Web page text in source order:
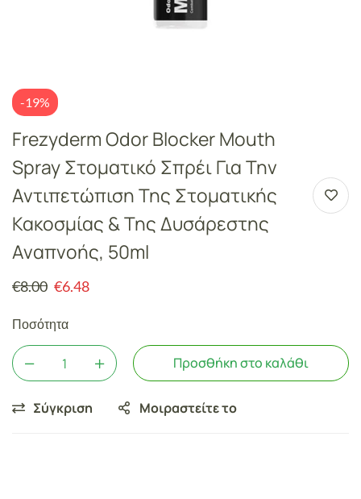
-19%
Frezyderm Odor Blocker Mouth
Spray Στοματικό Σπρέι Για Την
Αντιπετώπιση Της Στοματικής
Κακοσμίας & Της Δυσάρεστης
Αναπνοής, 50ml
€8.00 €6.48
Ποσότητα
Προσθήκη στο καλάθι
Σύγκριση Μοιραστείτε το